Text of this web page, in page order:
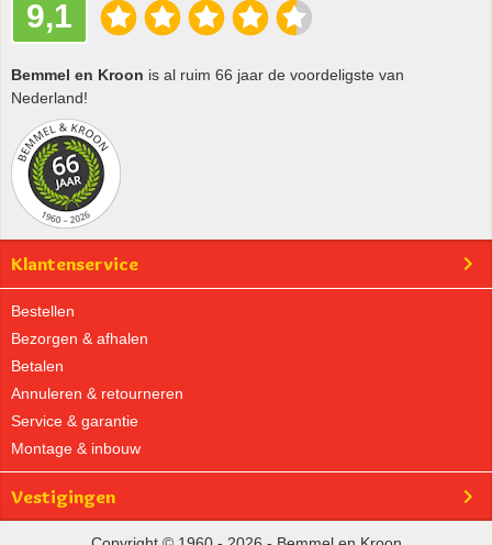
9,1
Bemmel en Kroon is al ruim 66 jaar de voordeligste van
Nederland!
Klantenservice
Bestellen
Bezorgen & afhalen
Betalen
Annuleren & retourneren
Service & garantie
Montage & inbouw
Vestigingen